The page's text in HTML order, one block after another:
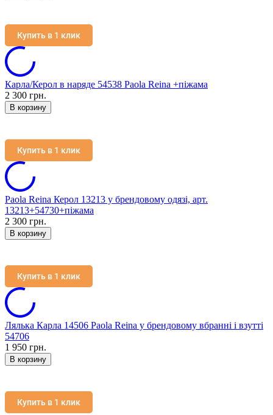
Купить в 1 клик
Карла/Керол в наряде 54538 Paola Reina +піжама
2 300 грн.
В корзину
Купить в 1 клик
Paola Reina Керол 13213 у брендовому одязі, арт.
13213+54730+піжама
2 300 грн.
В корзину
Купить в 1 клик
Лялька Карла 14506 Paola Reina у брендовому вбранні і взутті
54706
1 950 грн.
В корзину
Купить в 1 клик